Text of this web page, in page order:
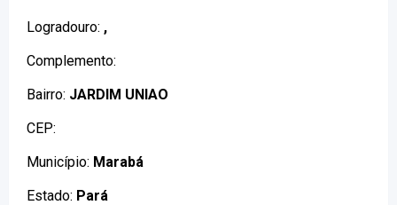
Logradouro: ,
Complemento:
Bairro: JARDIM UNIAO
CEP:
Município: Marabá
Estado: Pará